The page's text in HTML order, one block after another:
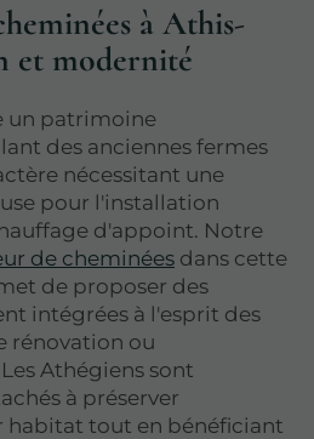
à Athis-
et modernité
un patrimoine
des anciennes fermes
nécessitant une
pour l'installation
d'appoint. Notre
de cheminées dans cette
de proposer des
intégrées à l'esprit des
rénovation ou
Athégiens sont
à préserver
habitat tout en bénéficiant